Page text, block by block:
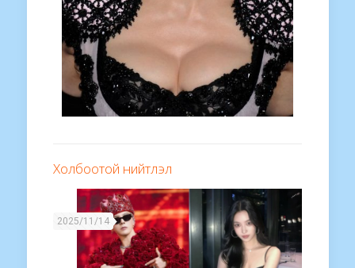
Холбоотой нийтлэл
2025/11/14